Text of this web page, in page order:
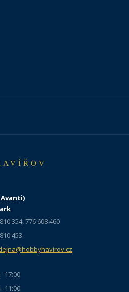
354, 776 608 460
453
- 17:00
- 11:00